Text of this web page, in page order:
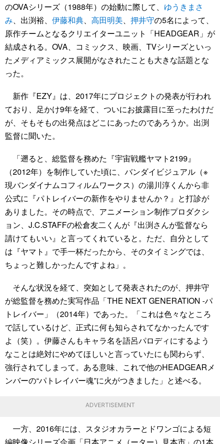
のOVAシリーズ（1988年）の始動に際して、 ゆうきまさ
み 、出渕裕、 伊藤和典 高田明美 押井守の5名によって、
原作チームとなるクリエイターユニット「HEADGEAR」が
結成される。OVA、コミックス、映画、TVシリーズといっ
たメディアミックス展開がなされたことも大きな話題とな
った。
新作『EZY』は、2017年にプロジェクトの発表が行われ
ており、足かけ9年を経て、ついにお披露目に至ったわけだ
が、そもそもの出発点はどこにあったのであろうか。出渕
監督に聞いた。
「遡ると、総監督を務めた『宇宙戦艦ヤマト2199』
（2012年）を制作していた頃に、バンダイビジュアル（※
現バンダイナムコフィルムワークス）の湯川淳くんから非
公式に『パトレイバーの新作をやりませんか？』と打診が
ありました。その時点で、アニメーション制作プロダクシ
ョン、J.C.STAFFの松倉友二くんが『出渕さんが監督なら
請けてもいい』と言ってくれていると。ただ、自分として
は『ヤマト』で手一杯だったから、そのタイミングでは、
ちょっと難しかったんですよね」。
そんな状況を経て、突如として発表されたのが、押井守
が総監督を務めた実写作品「THE NEXT GENERATION -パ
トレイバー」（2014年）であった。「これは色々なところ
で話しているけど、正式に何も知らされてなかったんです
よ（笑）。伊藤さんもキャラ名を語呂パロディにするよう
なことは絶対にやめてほしいと言っていたにも関わらず、
強行されてしまって。ある意味、これで他のHEADGEARメ
ンバーの“パトレイバー魂”に火がつきました」と述べる。
ADVERTISEMENT
一方、2016年には、スタジオカラーとドワンゴによる短